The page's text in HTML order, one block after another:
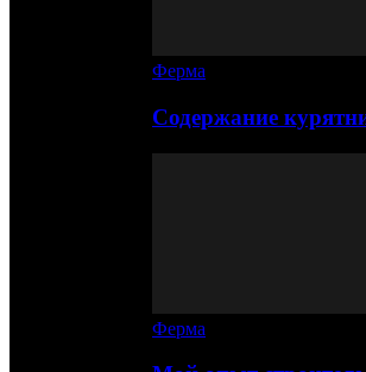
Ферма
Содержание
Ферма